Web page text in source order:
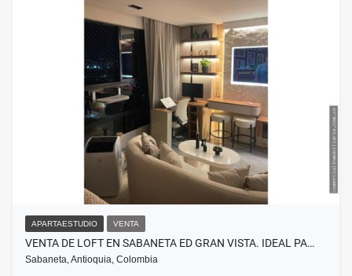
APARTAESTUDIO VENTA
VENTA DE LOFT EN SABANETA ED GRAN VISTA. IDEAL PA…
Sabaneta, Antioquia, Colombia